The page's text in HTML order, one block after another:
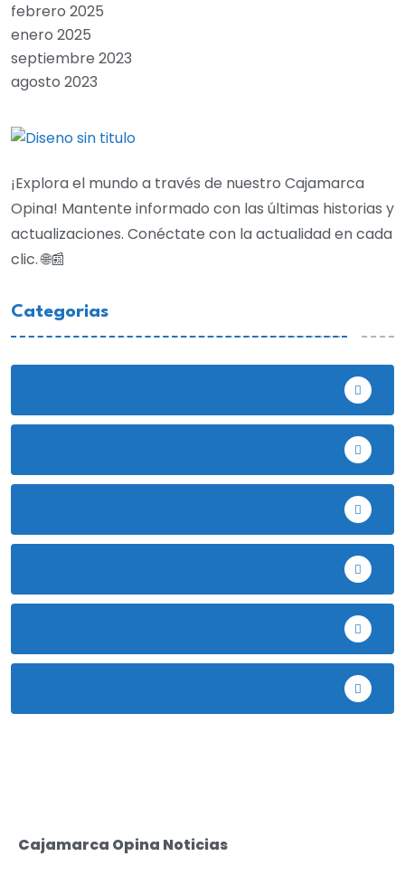
febrero 2025
enero 2025
septiembre 2023
agosto 2023
¡Explora el mundo a través de nuestro Cajamarca
Opina! Mantente informado con las últimas historias y
actualizaciones. Conéctate con la actualidad en cada
clic. 🌐📰
Categorias
Cajamarca Opina Noticias